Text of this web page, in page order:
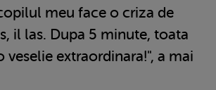
meu face o criza de
il las. Dupa 5 minute, toata
veselie extraordinara!", a mai